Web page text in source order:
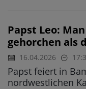
Papst Leo:
gehorchen als
16.04.2026
Papst feiert in
nordwestlichen